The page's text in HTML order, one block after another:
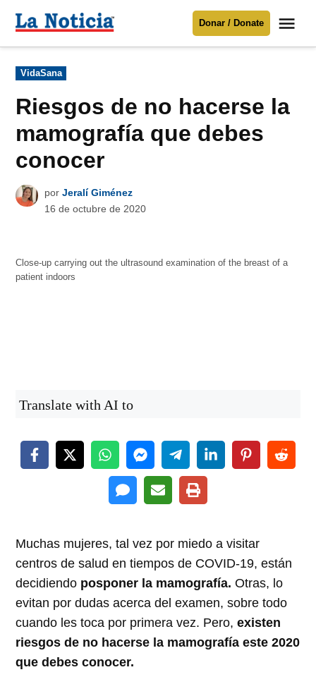
Para mantenerte informado necesitamos
Donar
contenido
Noticia
Donar / Donate
Publicado
en
VidaSana
Riesgos de no hacerse la
mamografía que debes
conocer
por Jeralí Giménez
16 de octubre de 2020
Close-up carrying out the ultrasound examination of the breast of a
patient indoors
Translate with AI to
Muchas mujeres, tal vez por miedo a visitar
centros de salud en tiempos de COVID-19, están
decidiendo posponer la mamografía. Otras, lo
evitan por dudas acerca del examen, sobre todo
cuando les toca por primera vez. Pero,existen
riesgos de no hacerse la mamografía este 2020
que debes conocer.